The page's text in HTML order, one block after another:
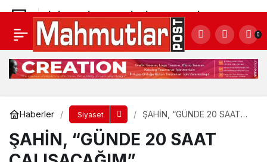
0
Haberler Siyaset
ŞAHİN, “GÜNDE 20 SAAT
ŞAHİN, “GÜNDE 20 SAAT
İYİ PARTİ’DE ŞOK İSTİFA! NEDENİ…
Yorum Yap Paylaş